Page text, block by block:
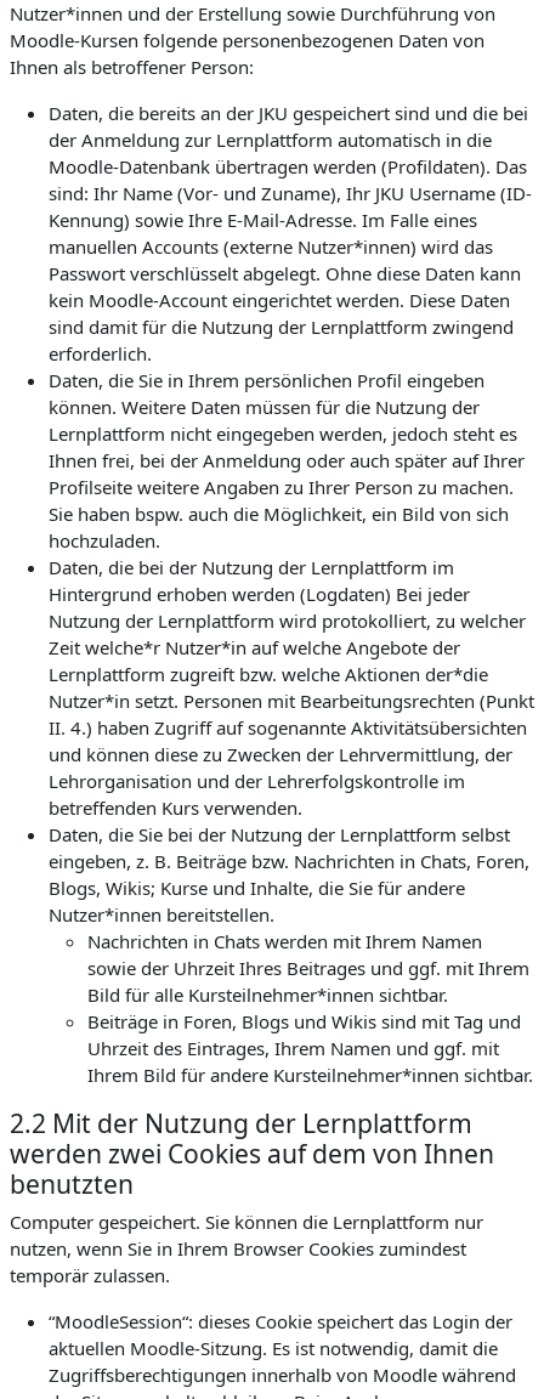
Nutzer*innen und der Erstellung sowie Durchführung von
Moodle-Kursen folgende personenbezogenen Daten von
Ihnen als betroffener Person:
Daten, die bereits an der JKU gespeichert sind und die bei
der Anmeldung zur Lernplattform automatisch in die
Moodle-Datenbank übertragen werden (Profildaten). Das
sind: Ihr Name (Vor- und Zuname), Ihr JKU Username (ID-
Kennung) sowie Ihre E-Mail-Adresse. Im Falle eines
manuellen Accounts (externe Nutzer*innen) wird das
Passwort verschlüsselt abgelegt. Ohne diese Daten kann
kein Moodle-Account eingerichtet werden. Diese Daten
sind damit für die Nutzung der Lernplattform zwingend
erforderlich.
Daten, die Sie in Ihrem persönlichen Profil eingeben
können. Weitere Daten müssen für die Nutzung der
Lernplattform nicht eingegeben werden, jedoch steht es
Ihnen frei, bei der Anmeldung oder auch später auf Ihrer
Profilseite weitere Angaben zu Ihrer Person zu machen.
Sie haben bspw. auch die Möglichkeit, ein Bild von sich
hochzuladen.
Daten, die bei der Nutzung der Lernplattform im
Hintergrund erhoben werden (Logdaten) Bei jeder
Nutzung der Lernplattform wird protokolliert, zu welcher
Zeit welche*r Nutzer*in auf welche Angebote der
Lernplattform zugreift bzw. welche Aktionen der*die
Nutzer*in setzt. Personen mit Bearbeitungsrechten (Punkt
II. 4.) haben Zugriff auf sogenannte Aktivitätsübersichten
und können diese zu Zwecken der Lehrvermittlung, der
Lehrorganisation und der Lehrerfolgskontrolle im
betreffenden Kurs verwenden.
Daten, die Sie bei der Nutzung der Lernplattform selbst
eingeben, z. B. Beiträge bzw. Nachrichten in Chats, Foren,
Blogs, Wikis; Kurse und Inhalte, die Sie für andere
Nutzer*innen bereitstellen.
Nachrichten in Chats werden mit Ihrem Namen
sowie der Uhrzeit Ihres Beitrages und ggf. mit Ihrem
Bild für alle Kursteilnehmer*innen sichtbar.
Beiträge in Foren, Blogs und Wikis sind mit Tag und
Uhrzeit des Eintrages, Ihrem Namen und ggf. mit
Ihrem Bild für andere Kursteilnehmer*innen sichtbar.
2.2 Mit der Nutzung der Lernplattform
werden zwei Cookies auf dem von Ihnen
benutzten
Computer gespeichert. Sie können die Lernplattform nur
nutzen, wenn Sie in Ihrem Browser Cookies zumindest
temporär zulassen.
“MoodleSession“: dieses Cookie speichert das Login der
aktuellen Moodle-Sitzung. Es ist notwendig, damit die
Zugriffsberechtigungen innerhalb von Moodle während